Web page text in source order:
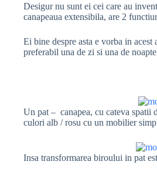
Desigur nu sunt ei cei care au
canapeaua extensibila, are 2
Ei bine despre asta e vorba in
preferabil una de zi si una de
Un pat – canapea, cu cateva
culori alb / rosu cu un mobilier
Insa transformarea biroului in pat